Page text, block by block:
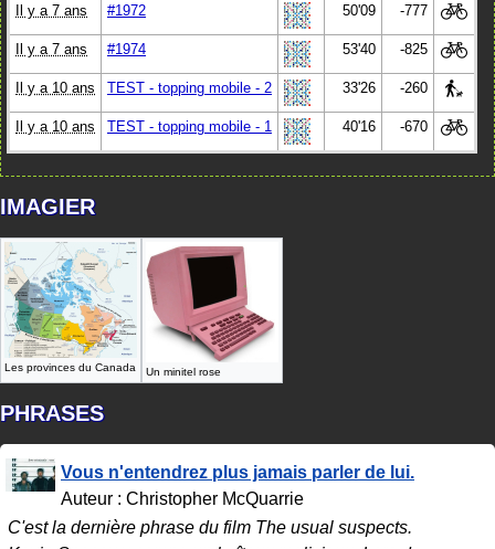
Il y a 7 ans #1972 50'09 -777
Il y a 7 ans #1974 53'40 -825
Il y a 10 ans TEST - topping mobile - 2 33'26 -260
Il y a 10 ans TEST - topping mobile - 1 40'16 -670
IMAGIER
Les provinces du Canada Un minitel rose
PHRASES
Vous n'entendrez plus jamais parler de lui.
Auteur : Christopher McQuarrie
C'est la dernière phrase du film The usual suspects.